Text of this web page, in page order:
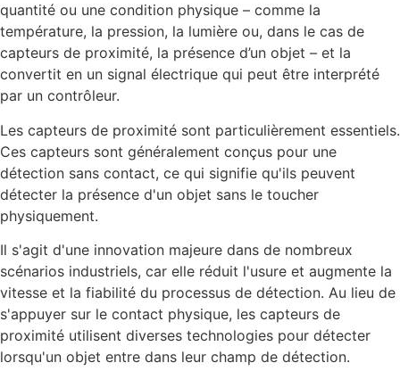
quantité ou une condition physique – comme la
température, la pression, la lumière ou, dans le cas de
capteurs de proximité, la présence d’un objet – et la
convertit en un signal électrique qui peut être interprété
par un contrôleur.
Les capteurs de proximité sont particulièrement essentiels.
Ces capteurs sont généralement conçus pour une
détection sans contact, ce qui signifie qu'ils peuvent
détecter la présence d'un objet sans le toucher
physiquement.
Il s'agit d'une innovation majeure dans de nombreux
scénarios industriels, car elle réduit l'usure et augmente la
vitesse et la fiabilité du processus de détection. Au lieu de
s'appuyer sur le contact physique, les capteurs de
proximité utilisent diverses technologies pour détecter
lorsqu'un objet entre dans leur champ de détection.